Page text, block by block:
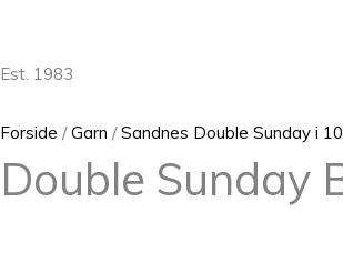
Est. 1983
Forside /Garn /Sandnes Double Sunday i
Double Sunday